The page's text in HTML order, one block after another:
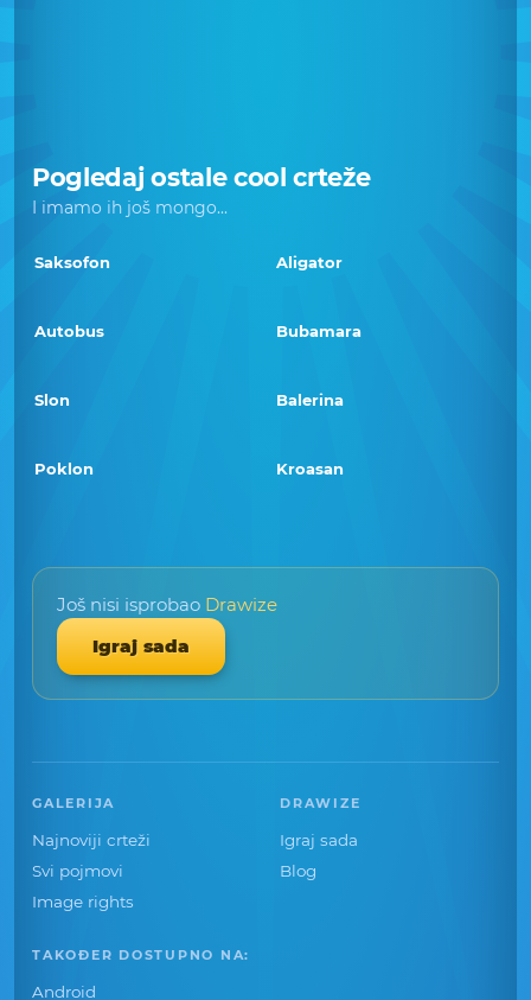
Pogledaj ostale cool crteže
I imamo ih još mongo...
Saksofon Aligator
Autobus Bubamara
Slon Balerina
Poklon Kroasan
Još nisi isprobao Drawize
Igraj sada
GALERIJA
Najnoviji crteži
Svi pojmovi
Image rights
DRAWIZE
Igraj sada
Blog
TAKOĐER DOSTUPNO NA:
Android